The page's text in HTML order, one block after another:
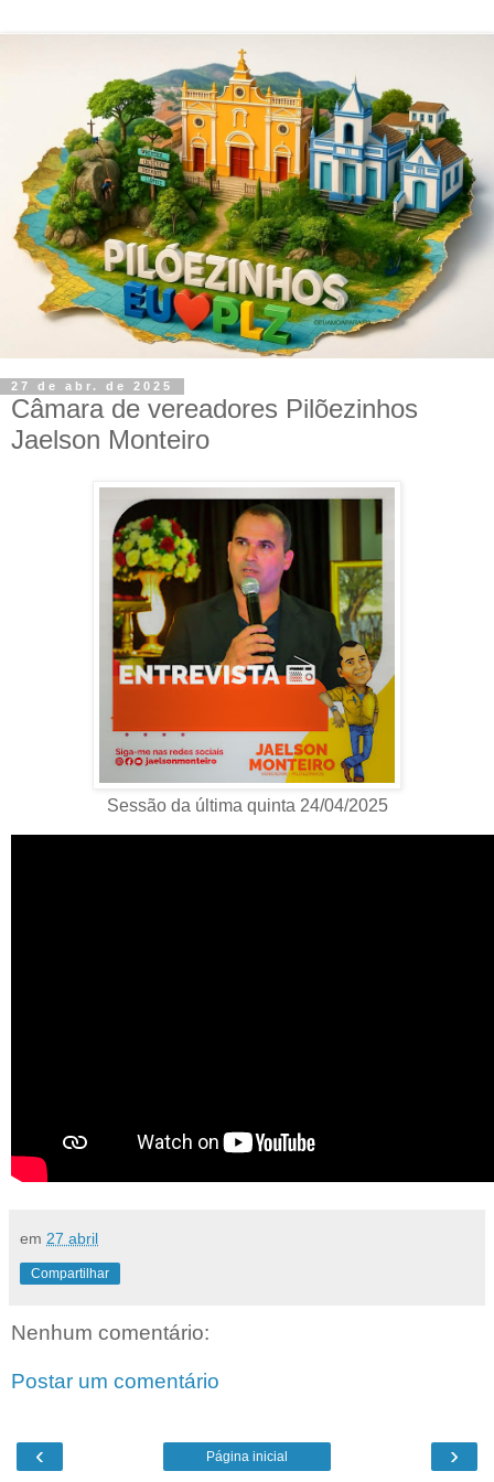
27 de abr. de 2025
Câmara de vereadores Pilõezinhos
Jaelson Monteiro
Sessão da última quinta 24/04/2025
em 27 abril
Compartilhar
Nenhum comentário:
Postar um comentário
‹ ›
Página inicial